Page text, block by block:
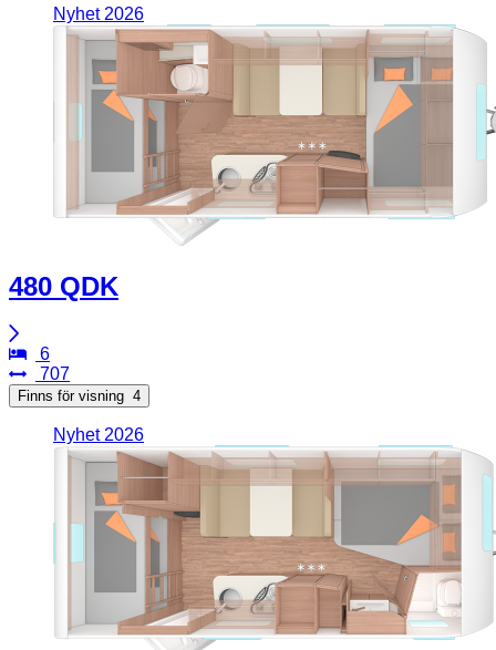
Nyhet 2026
480 QDK
6
707
Finns för visning 4
Nyhet 2026